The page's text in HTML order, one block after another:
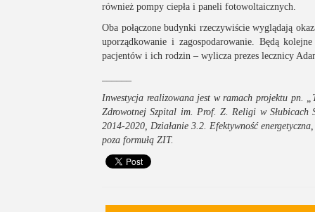
również pompy ciepła i paneli fotowoltaicznych.
Oba połączone budynki rzeczywiście wyglądają
uporządkowanie i zagospodarowanie. Będą
pacjentów i ich rodzin – wylicza prezes lecznicy
Inwestycja realizowana jest w ramach projektu pn.
Zdrowotnej Szpital im. Prof. Z. Religi w Słubicach
2014-2020, Działanie 3.2. Efektywność
poza formułą ZIT.